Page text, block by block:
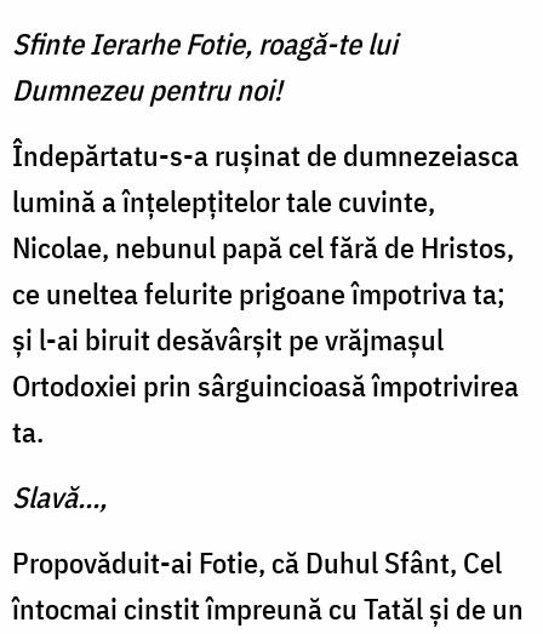
Sfinte Ierarhe Fotie, roagă-te lui
Dumnezeu pentru noi!
Îndepărtatu-s-a rușinat de dumnezeiasca
lumină a înțelepțitelor tale cuvinte,
Nicolae, nebunul papă cel fără de Hristos,
ce uneltea felurite prigoane împotriva ta;
și l-ai biruit desăvârșit pe vrăjmașul
Ortodoxiei prin sârguincioasă împotrivirea
ta.
Slavă...,
Propovăduit-ai Fotie, că Duhul Sfânt, Cel
întocmai cinstit împreună cu Tatăl și de un